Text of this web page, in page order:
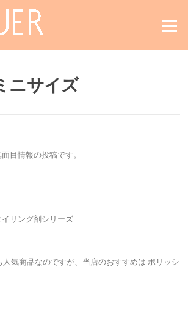
Menu
ニサイズ
目情報の投稿です。
リング剤シリーズ
人気商品なのですが、当店のおすすめは ポリッシ